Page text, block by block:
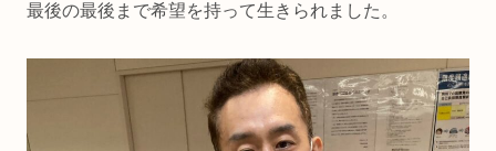
最後の最後まで希望を持って生きられました。